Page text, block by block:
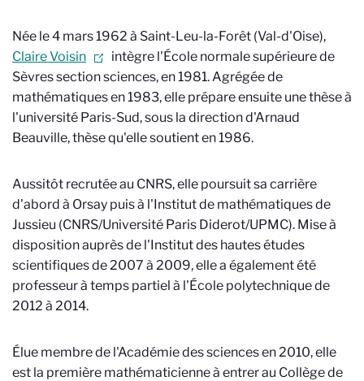
Née le 4 mars 1962 à Saint-Leu-la-Forêt (Val-d'Oise),
Claire Voisin
intègre l'École normale supérieure de
Sèvres section sciences, en 1981. Agrégée de
mathématiques en 1983, elle prépare ensuite une thèse à
l'université Paris-Sud, sous la direction d'Arnaud
Beauville, thèse qu'elle soutient en 1986.
Aussitôt recrutée au CNRS, elle poursuit sa carrière
d'abord à Orsay puis à l'Institut de mathématiques de
Jussieu (CNRS/Université Paris Diderot/UPMC). Mise à
disposition auprès de l'Institut des hautes études
scientifiques de 2007 à 2009, elle a également été
professeur à temps partiel à l'École polytechnique de
2012 à 2014.
Élue membre de l'Académie des sciences en 2010, elle
est la première mathématicienne à entrer au Collège de